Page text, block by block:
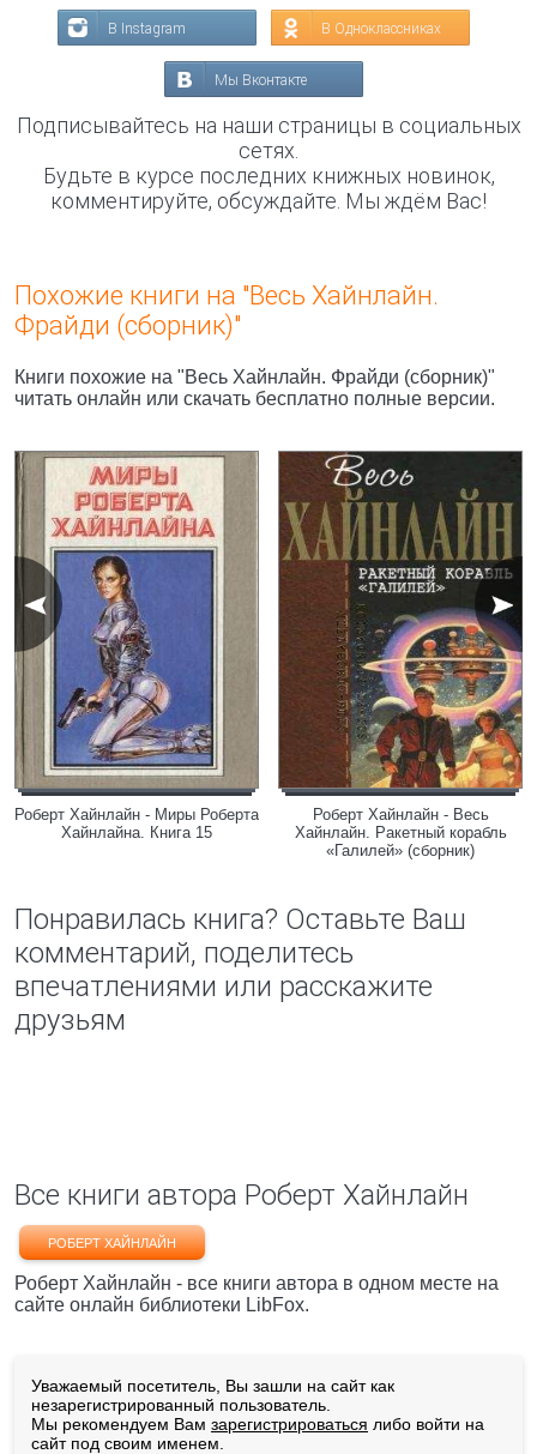
В Instagram В Одноклассниках
Мы Вконтакте
Подписывайтесь на наши страницы в социальных
сетях.
Будьте в курсе последних книжных новинок,
комментируйте, обсуждайте. Мы ждём Вас!
Похожие книги на "Весь Хайнлайн.
Фрайди (сборник)"
Книги похожие на "Весь Хайнлайн. Фрайди (сборник)"
читать онлайн или скачать бесплатно полные версии.
Роберт Хайнлайн - Миры Роберта
Хайнлайна. Книга 15
Роберт Хайнлайн - Весь
Хайнлайн. Ракетный корабль
«Галилей» (сборник)
Понравилась книга? Оставьте Ваш
комментарий, поделитесь
впечатлениями или расскажите
друзьям
Все книги автора Роберт Хайнлайн
РОБЕРТ ХАЙНЛАЙН
Роберт Хайнлайн - все книги автора в одном месте на
сайте онлайн библиотеки LibFox.
Уважаемый посетитель, Вы зашли на сайт как
незарегистрированный пользователь.
Мы рекомендуем Вам зарегистрироваться либо войти на
сайт под своим именем.